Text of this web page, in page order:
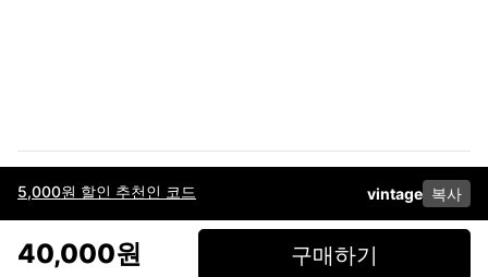
5,000원 할인 추천인 코드 vintage 복사
40,000원 구매하기
이용약관고객센터판매개인정보 처리방침사업자 정보다운로드
페이스북